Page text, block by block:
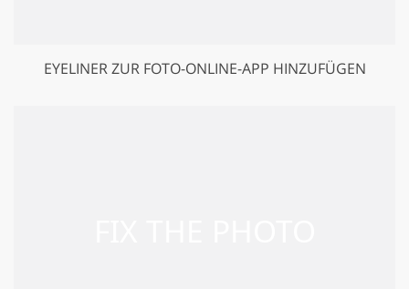
EYELINER ZUR FOTO-ONLINE-APP HINZUFÜGEN